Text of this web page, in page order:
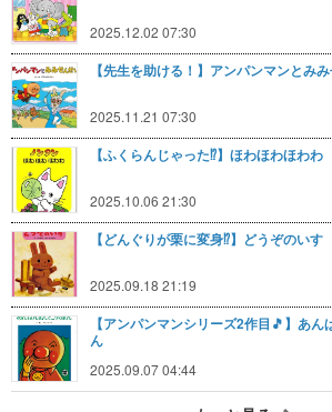
2025.12.02 07:30
【先生を助ける！】アンパンマンとみ
2025.11.21 07:30
【ふくらんじゃった⁉️】ほわほわほわわ
2025.10.06 21:30
【どんぐりが栗に変身⁉️】どうぞのいす
2025.09.18 21:19
【アンパンマンシリーズ2作目🎵】あん
ん
2025.09.07 04:44